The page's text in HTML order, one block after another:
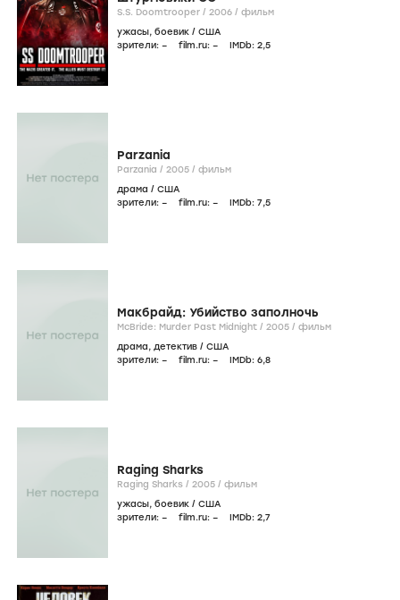
S.S. Doomtrooper / 2006 / фильм
ужасы, боевик / США
зрители: – film.ru: – IMDb: 2,5
Parzania
Parzania / 2005 / фильм
драма / США
зрители: – film.ru: – IMDb: 7,5
Макбрайд: Убийство заполночь
McBride: Murder Past Midnight / 2005 / фильм
драма, детектив / США
зрители: – film.ru: – IMDb: 6,8
Raging Sharks
Raging Sharks / 2005 / фильм
ужасы, боевик / США
зрители: – film.ru: – IMDb: 2,7